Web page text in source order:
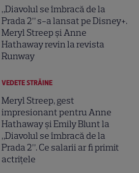
„Diavolul se îmbracă de la
Prada 2” s-a lansat pe Disney+.
Meryl Streep și Anne
Hathaway revin la revista
Runway
VEDETE STRĂINE
Meryl Streep, gest
impresionant pentru Anne
Hathaway și Emily Blunt la
„Diavolul se îmbracă de la
Prada 2”. Ce salarii ar fi primit
actrițele